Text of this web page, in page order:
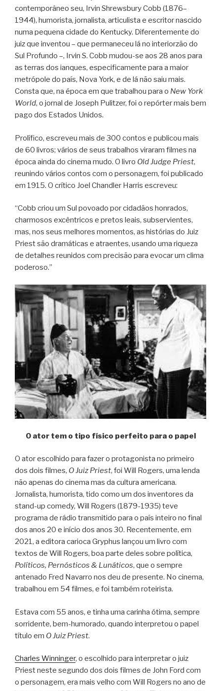
contemporâneo seu, Irvin Shrewsbury Cobb (1876–
1944), humorista, jornalista, articulista e escritor nascido
numa pequena cidade do Kentucky. Diferentemente do
juiz que inventou – que permaneceu lá no interiorzão do
Sul Profundo –, Irvin S. Cobb mudou-se aos 28 anos para
as terras dos ianques, especificamente para a maior
metrópole do país, Nova York, e de lá não saiu mais.
Consta que, na época em que trabalhou para o New York
World, o jornal de Joseph Pulitzer, foi o repórter mais bem
pago dos Estados Unidos.
Prolífico, escreveu mais de 300 contos e publicou mais
de 60 livros; vários de seus trabalhos viraram filmes na
época ainda do cinema mudo. O livro Old Judge Priest,
reunindo vários contos com o personagem, foi publicado
em 1915. O crítico Joel Chandler Harris escreveu:
“Cobb criou um Sul povoado por cidadãos honrados,
charmosos excêntricos e pretos leais, subservientes,
mas, nos seus melhores momentos, as histórias do Juiz
Priest são dramáticas e atraentes, usando uma riqueza
de detalhes reunidos com precisão para evocar um clima
poderoso.”
O ator tem o tipo físico perfeito para o papel
O ator escolhido para fazer o protagonista no primeiro
dos dois filmes, O Juiz Priest, foi Will Rogers, uma lenda
não apenas do cinema mas da cultura americana.
Jornalista, humorista, tido como um dos inventores da
stand-up comedy, Will Rogers (1879-1935) teve
programa de rádio transmitido para o país inteiro no final
dos anos 20 e início dos anos 30. Recentemente, em
2021, a editora carioca Gryphus lançou um livro com
textos de Will Rogers, boa parte deles sobre política,
Políticos, Pernósticos & Lunáticos, que o sempre
antenado Fred Navarro nos deu de presente. No cinema,
trabalhou em 54 filmes, e foi também roteirista.
Estava com 55 anos, e tinha uma carinha ótima, sempre
sorridente, bem-humorado, quando interpretou o papel
título em O Juiz Priest.
Charles Winninger, o escolhido para interpretar o juiz
Priest neste segundo dos dois filmes de John Ford com
o personagem, era mais velho com Will Rogers no ano de